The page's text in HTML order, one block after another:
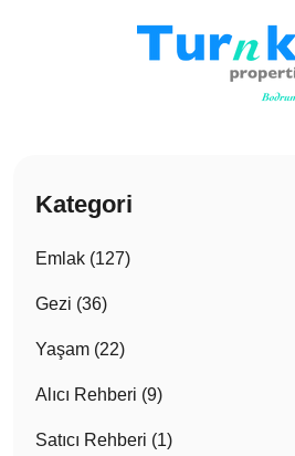
Kategori
Emlak (127)
Gezi (36)
Yaşam (22)
Alıcı Rehberi (9)
Satıcı Rehberi (1)